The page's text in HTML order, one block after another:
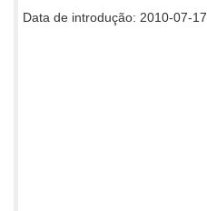
Data de introdução: 2010-07-17